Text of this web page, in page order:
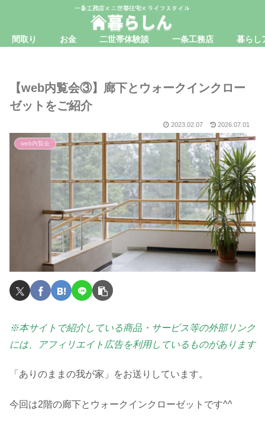
間取り お金 二世帯体験談 一条工務店 暮らし
【web内覧会③】廊下とウォークインクロー
ゼットをご紹介
2023.02.07 2026.07.01
web内覧会
※本サイトで紹介している商品・サービス等の外部リンク
には、アフィリエイト広告を利用しているものがあります
「ありのままの我が家」をお送りしています。
今回は2階の廊下とウォークインクローゼットです^^